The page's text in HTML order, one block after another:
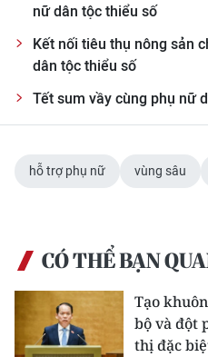
nữ dân tộc thiểu số
Kết nối tiêu thụ nông sản
dân tộc thiểu số
Tết sum vầy cùng phụ nữ
hỗ trợ phụ nữ vùng sâu
CÓ THỂ BẠN
Tạo
bộ và đột
thị đặc